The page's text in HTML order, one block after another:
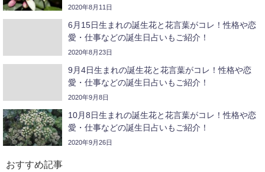
2020年8月11日
6月15日生まれの誕生花と花言葉がコレ！性格や恋
愛・仕事などの誕生日占いもご紹介！
2020年8月23日
9月4日生まれの誕生花と花言葉がコレ！性格や恋
愛・仕事などの誕生日占いもご紹介！
2020年9月8日
10月8日生まれの誕生花と花言葉がコレ！性格や恋
愛・仕事などの誕生日占いもご紹介！
2020年9月26日
おすすめ記事